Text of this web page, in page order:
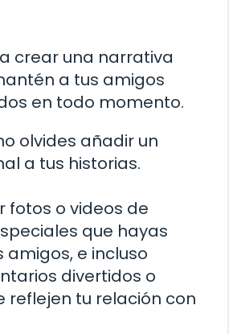
crear una narrativa
a tus amigos
en todo momento.
olvides añadir un
a tus historias.
fotos o videos de
que hayas
amigos, e incluso
divertidos o
reflejen tu relación con